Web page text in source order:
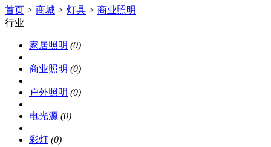
首页 > 商城 > 灯具 > 商业照明
行业
家居照明 (0)
商业照明 (0)
户外照明 (0)
电光源 (0)
彩灯 (0)